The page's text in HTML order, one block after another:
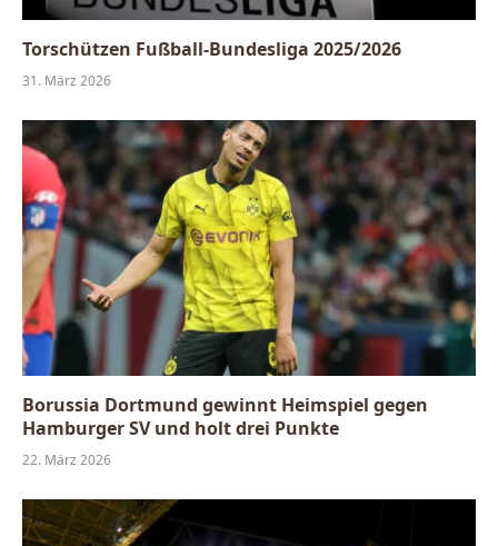
Torschützen Fußball-Bundesliga 2025/2026
31. März 2026
Borussia Dortmund gewinnt Heimspiel gegen
Hamburger SV und holt drei Punkte
22. März 2026